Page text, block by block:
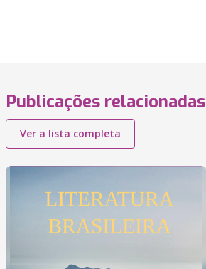
Publicações relacionadas
Ver a lista completa